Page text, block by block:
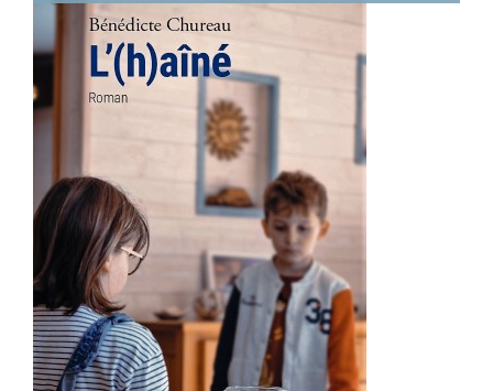
4.86sur
DÉTAILS